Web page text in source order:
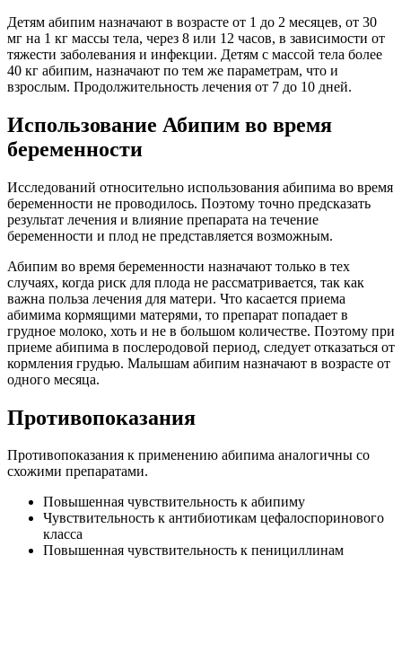
Детям абипим назначают в возрасте от 1 до 2 месяцев, от 30
мг на 1 кг массы тела, через 8 или 12 часов, в зависимости от
тяжести заболевания и инфекции. Детям с массой тела более
40 кг абипим, назначают по тем же параметрам, что и
взрослым. Продолжительность лечения от 7 до 10 дней.
Использование Абипим во время
беременности
Исследований относительно использования абипима во время
беременности не проводилось. Поэтому точно предсказать
результат лечения и влияние препарата на течение
беременности и плод не представляется возможным.
Абипим во время беременности назначают только в тех
случаях, когда риск для плода не рассматривается, так как
важна польза лечения для матери. Что касается приема
абимима кормящими матерями, то препарат попадает в
грудное молоко, хоть и не в большом количестве. Поэтому при
приеме абипима в послеродовой период, следует отказаться от
кормления грудью. Малышам абипим назначают в возрасте от
одного месяца.
Противопоказания
Противопоказания к применению абипима аналогичны со
схожими препаратами.
Повышенная чувствительность к абипиму
Чувствительность к антибиотикам цефалоспоринового
класса
Повышенная чувствительность к пенициллинам